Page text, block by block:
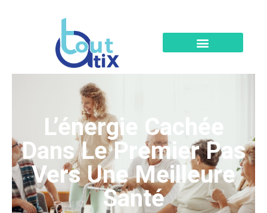
L’énergie Cachée
Dans Le Premier Pas
Vers Une Meilleure
Santé